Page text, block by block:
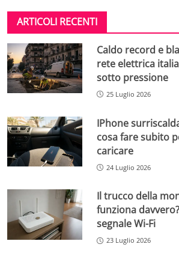
ARTICOLI RECENTI
Caldo record e
rete elettrica
sotto pressione
25 Luglio 2026
IPhone
cosa fare subito
caricare
24 Luglio 2026
Il trucco della
funziona
segnale Wi-Fi
23 Luglio 2026